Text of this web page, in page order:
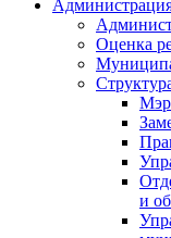
Оценка
Мэр
и